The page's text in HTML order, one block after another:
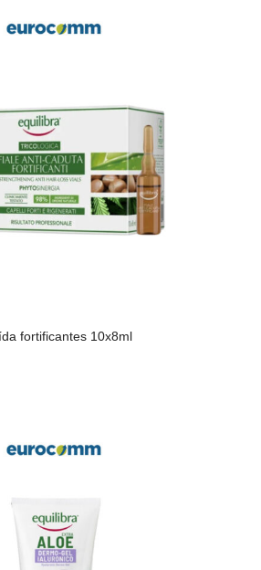
fortificantes 10x8ml